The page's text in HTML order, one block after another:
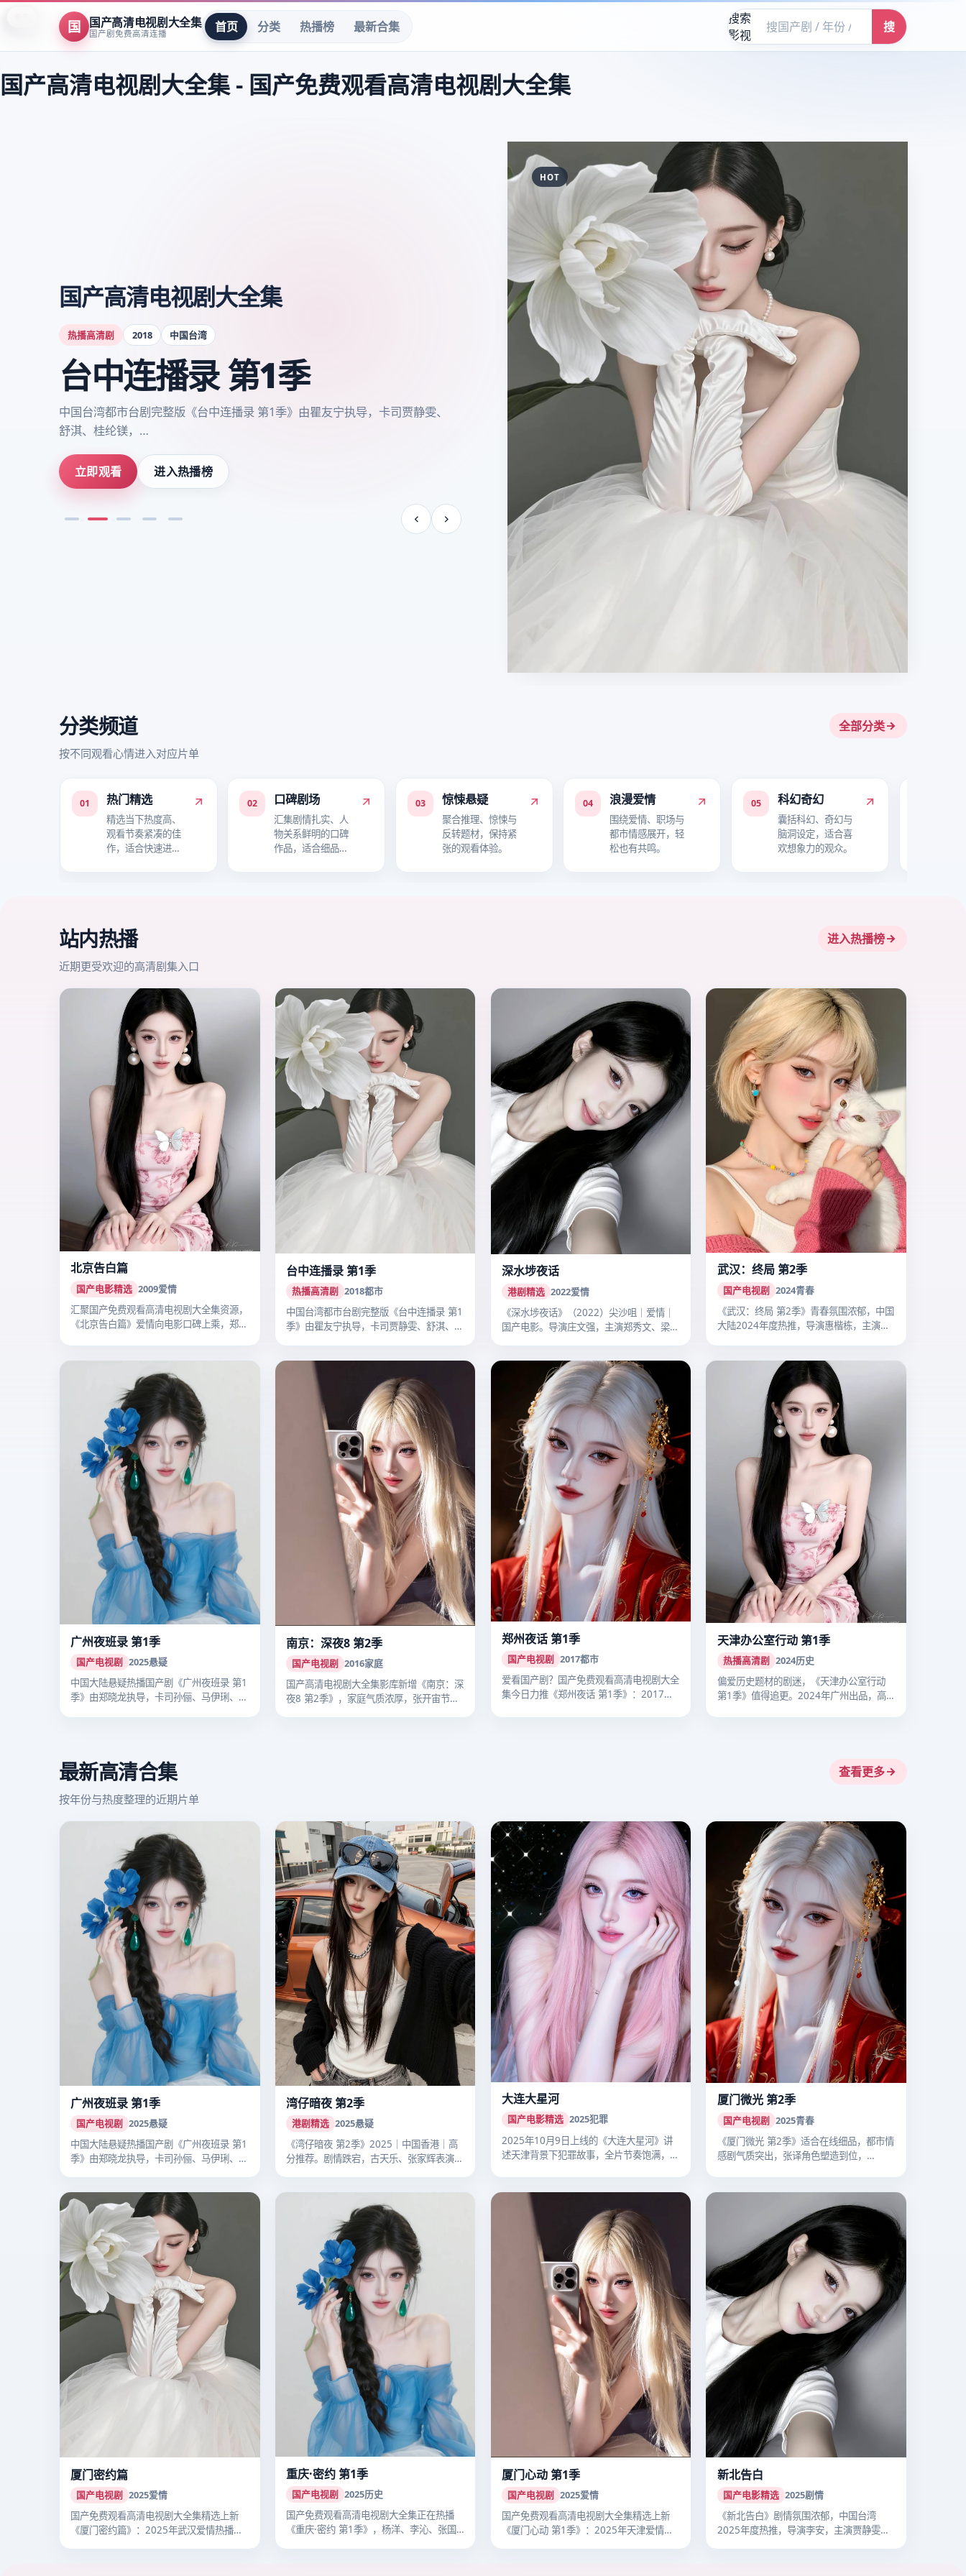
国 国产高清电视剧大全集
国产剧免费高清连播 首页 分类 热播榜 最新合集
搜索
影视
搜
国产高清电视剧大全集- 国产免费观看高清电视剧大全集
国产高清电视剧大全集
国产电视剧 2024 中国大陆
武汉：终局 第2季
《武汉：终局 第2季》青春氛围浓郁，中国大陆2024年度热推，导演惠楷
栋，主演李沁，…
立即观看 进入热播榜
HOT
分类频道
按不同观看心情进入对应片单
全部分类
01 热门精选
精选当下热度高、
观看节奏紧凑的佳
作，适合快速进入
02 口碑剧场
汇集剧情扎实、人
物关系鲜明的口碑
作品，适合细品故
03 惊悚悬疑
聚合推理、惊悚与
反转题材，保持紧
张的观看体验。
04 浪漫爱情
围绕爱情、职场与
都市情感展开，轻
松也有共鸣。
05 科幻奇幻
囊括科幻、奇幻与
脑洞设定，适合喜
欢想象力的观众。
站内热播
近期更受欢迎的高清剧集入口
进入热播榜
北京告白篇
国产电影精选 2009爱情
汇聚国产免费观看高清电视剧大全集资源，
《北京告白篇》爱情向电影口碑上乘，郑晓
台中连播录 第1季
热播高清剧 2018都市
中国台湾都市台剧完整版《台中连播录 第1
季》由瞿友宁执导，卡司贾静雯、舒淇、桂
深水埗夜话
港剧精选 2022爱情
《深水埗夜话》（2022）尖沙咀｜爱情｜
国产电影。导演庄文强，主演郑秀文、梁朝
武汉：终局 第2季
国产电视剧 2024青春
《武汉：终局 第2季》青春氛围浓郁，中国
大陆2024年度热推，导演惠楷栋，主演
广州夜班录 第1季
国产电视剧 2025悬疑
中国大陆悬疑热播国产剧《广州夜班录 第1
季》由郑晓龙执导，卡司孙俪、马伊琍、李
南京：深夜8 第2季
国产电视剧 2016家庭
国产高清电视剧大全集影库新增《南京：深
夜8 第2季》，家庭气质浓厚，张开宙节奏
郑州夜话 第1季
国产电视剧 2017都市
爱看国产剧？国产免费观看高清电视剧大全
集今日力推《郑州夜话 第1季》：2017
天津办公室行动 第1季
热播高清剧 2024历史
偏爱历史题材的剧迷，《天津办公室行动
第1季》值得追更。2024年广州出品，高
最新高清合集
按年份与热度整理的近期片单
查看更多
广州夜班录 第1季
国产电视剧 2025悬疑
中国大陆悬疑热播国产剧《广州夜班录 第1
季》由郑晓龙执导，卡司孙俪、马伊琍、李
湾仔暗夜 第2季
港剧精选 2025悬疑
《湾仔暗夜 第2季》2025｜中国香港｜高
分推荐。剧情跌宕，古天乐、张家辉表演
大连大星河
国产电影精选 2025犯罪
2025年10月9日上线的《大连大星河》讲
述天津背景下犯罪故事，全片节奏饱满，
厦门微光 第2季
国产电视剧 2025青春
《厦门微光 第2季》适合在线细品，都市情
感剧气质突出，张译角色塑造到位，
厦门密约篇
国产电视剧 2025爱情
国产免费观看高清电视剧大全集精选上新
《厦门密约篇》：2025年武汉爱情热播国
重庆·密约 第1季
国产电视剧 2025历史
国产免费观看高清电视剧大全集正在热播
《重庆·密约 第1季》，杨洋、李沁、张国
厦门心动 第1季
国产电视剧 2025爱情
国产免费观看高清电视剧大全集精选上新
《厦门心动 第1季》：2025年天津爱情热
新北告白
国产电影精选 2025剧情
《新北告白》剧情氛围浓郁，中国台湾
2025年度热推，导演李安，主演贾静雯，